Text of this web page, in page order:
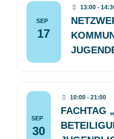
SEP
17
13:00 -
SEP
30
10:00 - 21:00
FACHTAG